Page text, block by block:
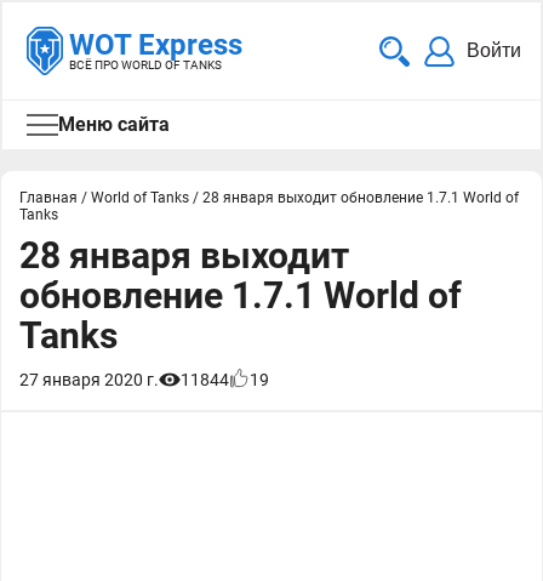
WOT Express
ВСЁ ПРО WORLD OF TANKS
Войти
Меню сайта
Главная / World of Tanks / 28 января выходит обновление 1.7.1 World of
Tanks
28 января выходит
обновление 1.7.1 World of
Tanks
27 января 2020 г. 11844 19